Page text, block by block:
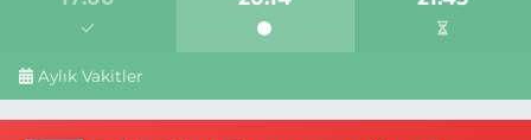
Aylık Vakitler